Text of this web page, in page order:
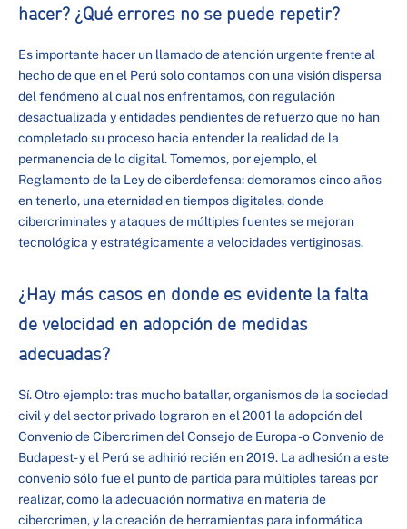
hacer? ¿Qué errores no se puede repetir?
Es importante hacer un llamado de atención urgente frente al
hecho de que en el Perú solo contamos con una visión dispersa
del fenómeno al cual nos enfrentamos, con regulación
desactualizada y entidades pendientes de refuerzo que no han
completado su proceso hacia entender la realidad de la
permanencia de lo digital. Tomemos, por ejemplo, el
Reglamento de la Ley de ciberdefensa: demoramos cinco años
en tenerlo, una eternidad en tiempos digitales, donde
cibercriminales y ataques de múltiples fuentes se mejoran
tecnológica y estratégicamente a velocidades vertiginosas.
¿Hay más casos en donde es evidente la falta
de velocidad en adopción de medidas
adecuadas?
Sí. Otro ejemplo: tras mucho batallar, organismos de la sociedad
civil y del sector privado lograron en el 2001 la adopción del
Convenio de Cibercrimen del Consejo de Europa -o Convenio de
Budapest- y el Perú se adhirió recién en 2019. La adhesión a este
convenio sólo fue el punto de partida para múltiples tareas por
realizar, como la adecuación normativa en materia de
cibercrimen, y la creación de herramientas para informática